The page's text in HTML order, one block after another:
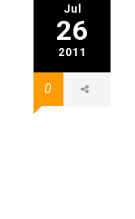
Jul
26
2011
0